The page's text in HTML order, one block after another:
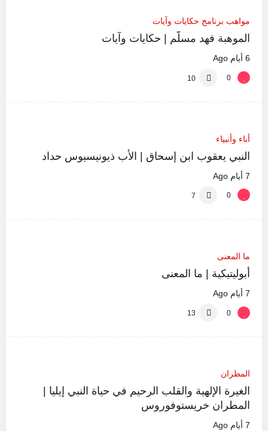
5:12
مواهب برنامج حكايات وآيات
الموهبة فهد مسلّم | حكايات وآيات
6 أيام Ago
0
10
29:05
أباء وأنبياء
النبي يعقوب ابن إسحاق | الأب ذيونيسيوس حداد
7 أيام Ago
0
7
0:39
ما المعنى
أبوليتيكية | ما المعنى
7 أيام Ago
0
13
13:17
المطران
الغيرة الإلهية والقلب الرحيم في حياة النبي إيليا |
المطران خريستوفوروس
7 أيام Ago